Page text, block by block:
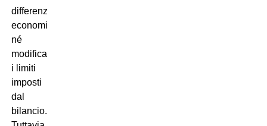
differenze
economiche
né
modifica
i limiti
imposti
dal
bilancio.